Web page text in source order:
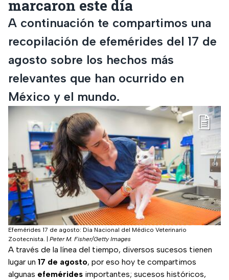
marcaron este día
A continuación te compartimos una
recopilación de efemérides del 17 de
agosto sobre los hechos más
relevantes que han ocurrido en
México y el mundo.
Efemérides 17 de agosto: Día Nacional del Médico Veterinario
Zootecnista.
Peter M. Fisher/Getty Images
A través de la línea del tiempo, diversos sucesos tienen
lugar un 17 de agosto, por eso hoy te compartimos
algunas efemérides importantes; sucesos históricos,